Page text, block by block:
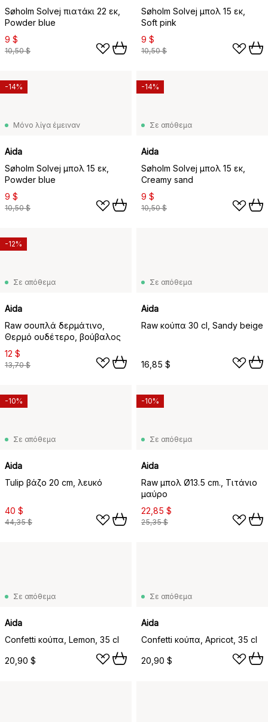
Søholm Solvej πιατάκι 22 εκ,
Powder blue
9 $
10,50 $
Søholm Solvej μπολ 15 εκ,
Soft pink
9 $
10,50 $
Μόνο λίγα έμειναν
Aida
Søholm Solvej μπολ 15 εκ,
Powder blue
9 $
10,50 $
-14%
Σε απόθεμα
Aida
Søholm Solvej μπολ 15 εκ,
Creamy sand
9 $
10,50 $
-14%
Σε απόθεμα
Aida
Raw σουπλά δερμάτινο,
Θερμό ουδέτερο, βούβαλος
12 $
13,70 $
-12%
Σε απόθεμα
Aida
Raw κούπα 30 cl, Sandy beige
16,85 $
Σε απόθεμα
Aida
Tulip βάζο 20 cm, λευκό
40 $
44,35 $
-10%
Σε απόθεμα
Aida
Raw μπολ Ø13.5 cm., Τιτάνιο
μαύρο
22,85 $
25,35 $
-10%
Σε απόθεμα
Aida
Confetti κούπα, Lemon, 35 cl
20,90 $
Σε απόθεμα
Aida
Confetti κούπα, Apricot, 35 cl
20,90 $